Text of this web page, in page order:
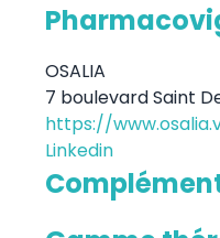
OSALIA
7 boulevard Saint
https://
Linkedin